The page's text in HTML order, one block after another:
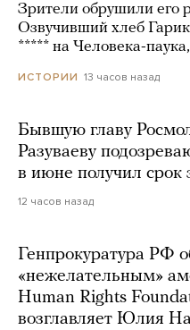
Зрители обрушили его
Озвучивший хлеб
***** на Человека-
ИСТОРИИ 13 часов назад
Бывшую главу
Разуваеву
в июне получил срок
12 часов назад
Генпрокуратура РФ
«нежелательным»
Human Rights
возглавляет Юлия